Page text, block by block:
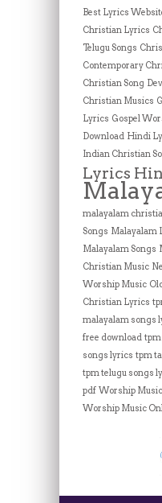
Best Lyrics
Christian Lyrics
Telugu Songs
Contemporary
Christian Song
Christian Musics
Lyrics Gospel
Download Hindi
Indian Christian
Lyrics
malayalam
Songs Malayalam
Malayalam Songs
Christian Music
Worship Music
Christian Lyrics
malayalam songs
free download tpm
songs lyrics tpm
tpm telugu songs
pdf Worship Music
Worship Music